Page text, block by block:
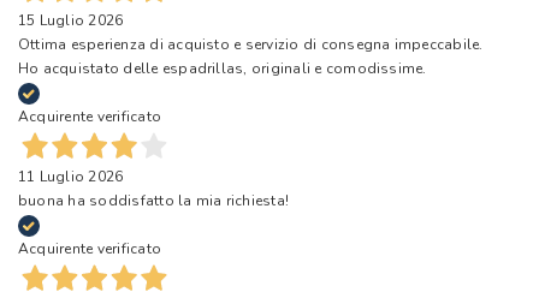
15 Luglio 2026
Ottima esperienza di acquisto e servizio di consegna impeccabile.
Ho acquistato delle espadrillas, originali e comodissime.
Acquirente verificato
11 Luglio 2026
buona ha soddisfatto la mia richiesta!
Acquirente verificato